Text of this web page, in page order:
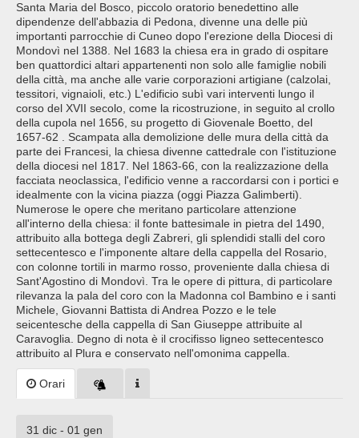
Santa Maria del Bosco, piccolo oratorio benedettino alle
dipendenze dell'abbazia di Pedona, divenne una delle più
importanti parrocchie di Cuneo dopo l'erezione della Diocesi di
Mondovì nel 1388. Nel 1683 la chiesa era in grado di ospitare
ben quattordici altari appartenenti non solo alle famiglie nobili
della città, ma anche alle varie corporazioni artigiane (calzolai,
tessitori, vignaioli, etc.) L'edificio subì vari interventi lungo il
corso del XVII secolo, come la ricostruzione, in seguito al crollo
della cupola nel 1656, su progetto di Giovenale Boetto, del
1657-62 . Scampata alla demolizione delle mura della città da
parte dei Francesi, la chiesa divenne cattedrale con l'istituzione
della diocesi nel 1817. Nel 1863-66, con la realizzazione della
facciata neoclassica, l'edificio venne a raccordarsi con i portici e
idealmente con la vicina piazza (oggi Piazza Galimberti).
Numerose le opere che meritano particolare attenzione
all'interno della chiesa: il fonte battesimale in pietra del 1490,
attribuito alla bottega degli Zabreri, gli splendidi stalli del coro
settecentesco e l'imponente altare della cappella del Rosario,
con colonne tortili in marmo rosso, proveniente dalla chiesa di
Sant'Agostino di Mondovì. Tra le opere di pittura, di particolare
rilevanza la pala del coro con la Madonna col Bambino e i santi
Michele, Giovanni Battista di Andrea Pozzo e le tele
seicentesche della cappella di San Giuseppe attribuite al
Caravoglia. Degno di nota è il crocifisso ligneo settecentesco
attribuito al Plura e conservato nell'omonima cappella.
Orari
31 dic - 01 gen